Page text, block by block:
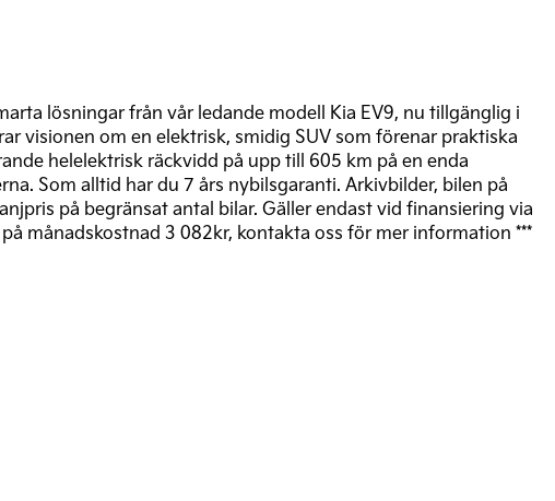
lösningar från vår ledande modell Kia EV9, nu tillgänglig i
visionen om en elektrisk, smidig SUV som förenar praktiska
helelektrisk räckvidd på upp till 605 km på en enda
Som alltid har du 7 års nybilsgaranti. Arkivbilder, bilen på
på begränsat antal bilar. Gäller endast vid finansiering via
månadskostnad 3 082kr, kontakta oss för mer information ***